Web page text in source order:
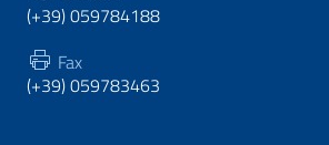
(+39) 059784188
Fax
(+39) 059783463